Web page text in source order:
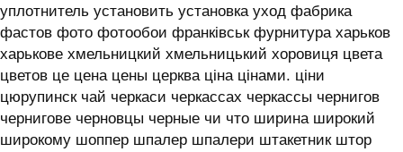
уплотнитель установить установка уход фабрика
фастов фото фотообои франківськ фурнитура харьков
харькове хмельницкий хмельницький хоровиця цвета
цветов це цена цены церква ціна цінами. ціни
цюрупинск чай черкаси черкассах черкассы чернигов
чернигове черновцы черные чи что ширина широкий
широкому шоппер шпалер шпалери штакетник штор